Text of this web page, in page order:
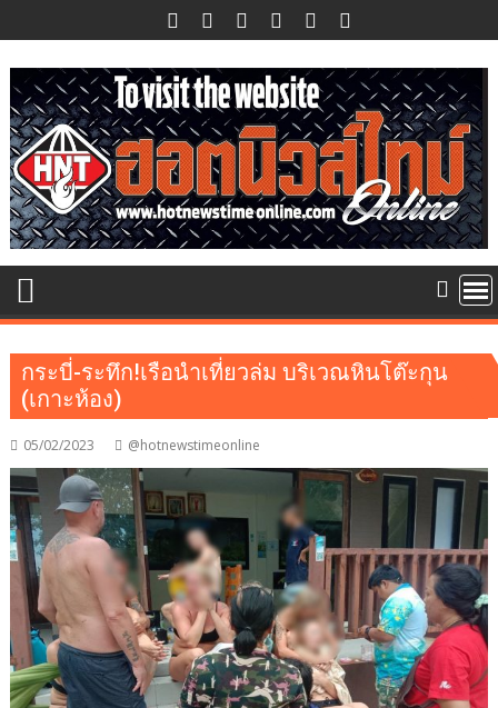
to
content
กระบี่-ระทึก!เรือนำเที่ยวล่ม บริเวณหินโต๊ะกุน
(เกาะห้อง)
05/02/2023 @hotnewstimeonline